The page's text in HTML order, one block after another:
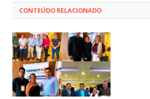
CONTEÚDO RELACIONADO